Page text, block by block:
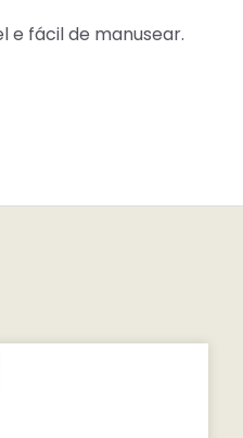
e fácil de manusear.